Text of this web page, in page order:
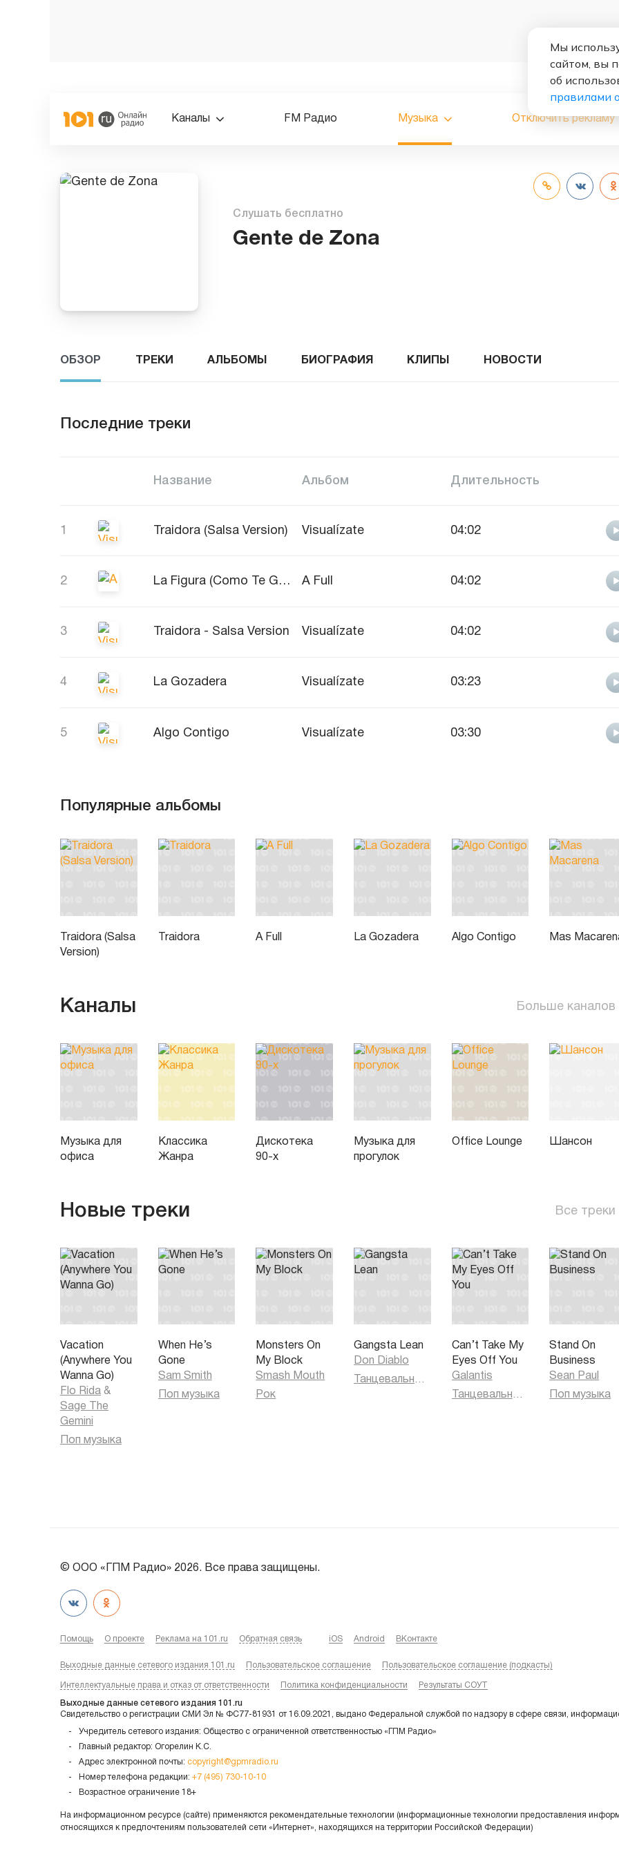
Каналы FM Радио Музыка Отключить рекламу
Слушать бесплатно
Gente de Zona
ОБЗОР ТРЕКИ АЛЬБОМЫ БИОГРАФИЯ КЛИПЫ НОВОСТИ
Последние треки
Название Альбом Длительность
1 Traidora (Salsa Version) Visualízate 04:02
2 La Figura (Como Te Gusta Mami) A Full 04:02
3 Traidora - Salsa Version Visualízate 04:02
4 La Gozadera Visualízate 03:23
5 Algo Contigo Visualízate 03:30
Популярные альбомы
Traidora (Salsa
Version)
Traidora A Full La Gozadera Algo Contigo Mas
Каналы Больше каналов
Музыка для
офиса
Классика
Жанра
Дискотека
90-х
Музыка для
прогулок
Office Lounge Шансон
Новые треки Все треки
Vacation
(Anywhere You
Wanna Go)
Flo Rida &
Sage The
Gemini
Поп музыка
When He’s
Gone
Sam Smith
Поп музыка
Monsters On
My Block
Smash Mouth
Рок
Gangsta Lean
Don Diablo
Can’t Take My
Eyes Off You
Galantis
Stand On
Business
Sean Paul
Поп музыка
© ООО «ГПМ Радио» 2026. Все права защищены.
Помощь О проекте Реклама на 101.ru Обратная связь iOS Android ВКонтакте
Выходные данные сетевого издания 101.ru Пользовательское соглашение Пользовательское соглашение (подкасты)
Интеллектуальные права и отказ от ответственности Политика конфиденциальности Результаты СОУТ
Выходные данные сетевого издания 101.ru
Свидетельство о регистрации СМИ Эл № ФС77-81931 от 16.09.2021, выдано Федеральной службой по надзору в сфере связи,
Учредитель сетевого издания: Общество с ограниченной ответственностью «ГПМ Радио»
Главный редактор: Огорелин К.С.
Адрес электронной почты: copyright@gpmradio.ru
Номер телефона редакции: +7 (495) 730-10-10
Возрастное ограничение 18+
На информационном ресурсе (сайте) применяются рекомендательные технологии (информационные технологии предоставления
относящихся к предпочтениям пользователей сети «Интернет», находящихся на территории Российской Федерации)
Мы
сайтом, вы
об
правилами